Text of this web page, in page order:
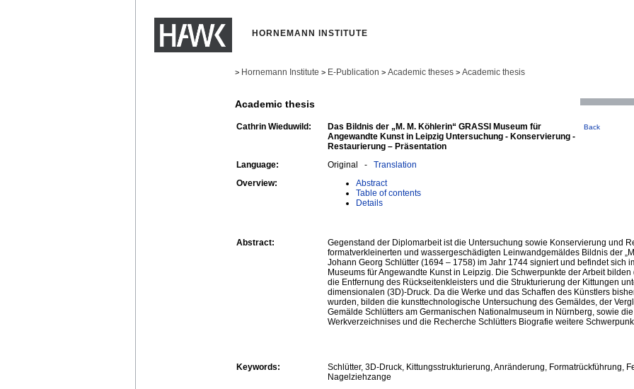
HORNEMANN INSTITUTE
> Hornemann Institute > E-Publication > Academic theses > Academic thesis
Academic thesis
Cathrin Wieduwild:
Das Bildnis der „M. M. Köhlerin“ GRASSI Museum für
Angewandte Kunst in Leipzig Untersuchung - Konservierung -
Restaurierung – Präsentation
Back
Language: Original - Translation
Overview:
Abstract
Table of contents
Details
Abstract:
Gegenstand der Diplomarbeit ist die Untersuchung sowie Konservierung und
formatverkleinerten und wassergeschädigten Leinwandgemäldes Bildnis der
Johann Georg Schlütter (1694 – 1758) im Jahr 1744 signiert und befindet sich
Museums für Angewandte Kunst in Leipzig. Die Schwerpunkte der Arbeit bilden
die Entfernung des Rückseitenkleisters und die Strukturierung der Kittungen
dimensionalen (3D)-Druck. Da die Werke und das Schaffen des Künstlers
wurden, bilden die kunsttechnologische Untersuchung des Gemäldes, der
Gemälde Schlütters am Germanischen Nationalmuseum in Nürnberg, sowie
Werkverzeichnises und die Recherche Schlütters Biografie weitere
Keywords:
Schlütter, 3D-Druck, Kittungsstrukturierung, Anränderung, Formatrückführung,
Nagelziehzange